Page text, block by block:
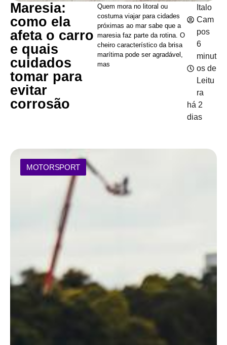
Maresia:
como ela
afeta o carro
e quais
cuidados
tomar para
evitar
corrosão
Quem mora no litoral ou
costuma viajar para cidades
próximas ao mar sabe que a
maresia faz parte da rotina. O
cheiro característico da brisa
marítima pode ser agradável,
mas
Italo
Cam
pos
6
minut
os de
Leitu
ra
há 2
dias
MOTORSPORT